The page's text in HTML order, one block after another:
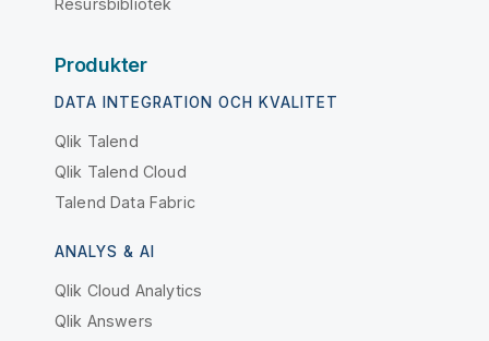
Resursbibliotek
Produkter
DATA INTEGRATION OCH KVALITET
Qlik Talend
Qlik Talend Cloud
Talend Data Fabric
ANALYS & AI
Qlik Cloud Analytics
Qlik Answers